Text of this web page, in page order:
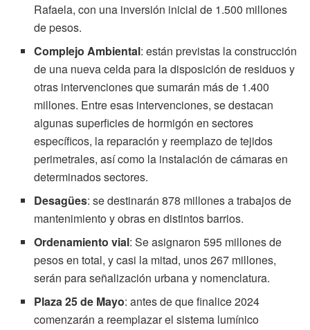
Rafaela, con una inversión inicial de 1.500 millones
de pesos.
Complejo Ambiental: están previstas la construcción
de una nueva celda para la disposición de residuos y
otras intervenciones que sumarán más de 1.400
millones. Entre esas intervenciones, se destacan
algunas superficies de hormigón en sectores
específicos, la reparación y reemplazo de tejidos
perimetrales, así como la instalación de cámaras en
determinados sectores.
Desagües: se destinarán 878 millones a trabajos de
mantenimiento y obras en distintos barrios.
Ordenamiento vial: Se asignaron 595 millones de
pesos en total, y casi la mitad, unos 267 millones,
serán para señalización urbana y nomenclatura.
Plaza 25 de Mayo: antes de que finalice 2024
comenzarán a reemplazar el sistema lumínico